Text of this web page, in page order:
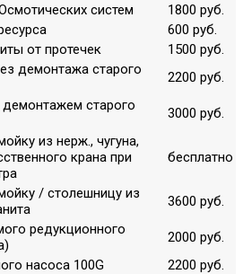
систем
1800 руб.
600 руб.
от протечек
1500 руб.
демонтажа старого
2200 руб.
демонтажем старого
3000 руб.
из нерж., чугуна,
крана при
бесплатно
/ столешницу из
3600 руб.
редукционного
2000 руб.
насоса 100G
2200 руб.